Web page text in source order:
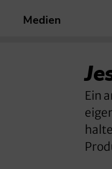
Medien
Ein